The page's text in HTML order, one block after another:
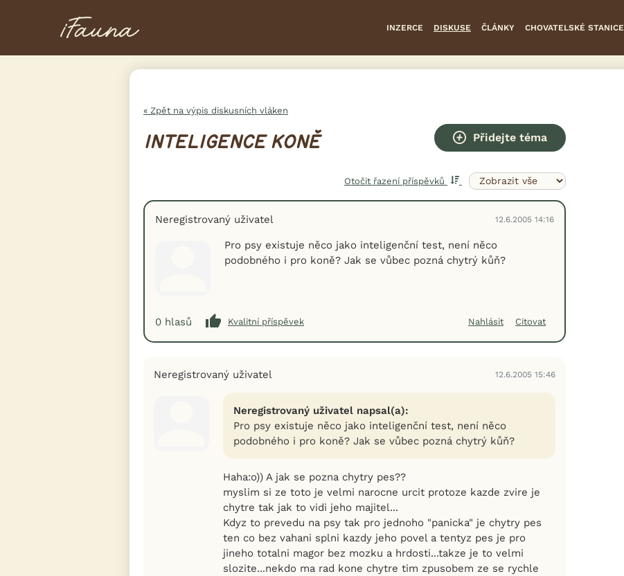
INZERCE DISKUSE ČLÁNKY CHOVATELSKÉ STANICE
« Zpět na výpis diskusních vláken
INTELIGENCE KONĚ Přidejte téma
Otočit řazení příspěvků
Neregistrovaný uživatel 12.6.2005 14:16
Pro psy existuje něco jako inteligenční test, není něco
podobného i pro koně? Jak se vůbec pozná chytrý kůň?
0 hlasů Kvalitní příspěvek Nahlásit Citovat
Neregistrovaný uživatel 12.6.2005 15:46
Neregistrovaný uživatel napsal(a):
Pro psy existuje něco jako inteligenční test, není něco
podobného i pro koně? Jak se vůbec pozná chytrý kůň?
Haha:o)) A jak se pozna chytry pes??
myslim si ze toto je velmi narocne urcit protoze kazde zvire je
chytre tak jak to vidi jeho majitel...
Kdyz to prevedu na psy tak pro jednoho "panicka" je chytry pes
ten co bez vahani splni kazdy jeho povel a tentyz pes je pro
jineho totalni magor bez mozku a hrdosti...takze je to velmi
slozite...nekdo ma rad kone chytre tim zpusobem ze se rychle